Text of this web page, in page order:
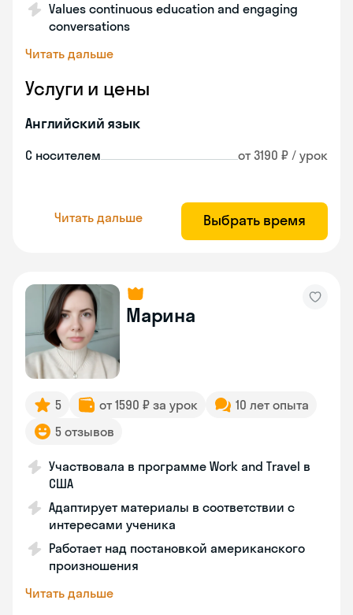
Values continuous education and engaging
conversations
Читать дальше
Услуги и цены
Английский язык
С носителем от 3190 ₽ / урок
Читать дальше Выбрать время
Марина
5 от 1590 ₽ за урок
10 лет опыта
5 отзывов
Участвовала в программе Work and Travel в
США
Адаптирует материалы в соответствии с
интересами ученика
Работает над постановкой американского
произношения
Читать дальше